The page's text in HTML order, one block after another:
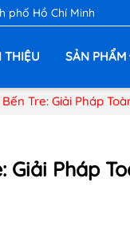
phố Hồ Chí Minh
THIỆU SẢN PHẨM
Tre: Giải Pháp
Pháp